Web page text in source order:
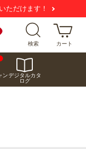
いただけます！
検索 カート
ンデジタルカタ
ログ